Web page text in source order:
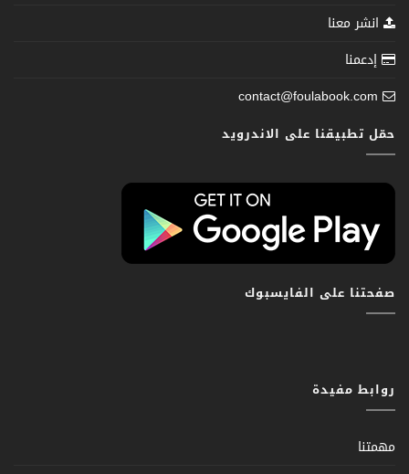
انشر معنا
إدعمنا
contact@foulabook.com
حمّل تطبيقنا على الاندرويد
صفحتنا على الفايسبوك
روابط مفيدة
مهمتنا